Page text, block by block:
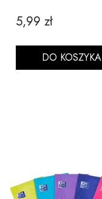
Cena
5,99 zł
DO KOSZYKA